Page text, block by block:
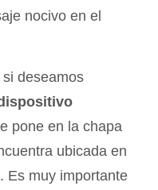
nocivo en el
deseamos
pone en la chapa
ubicada en
Es muy importante